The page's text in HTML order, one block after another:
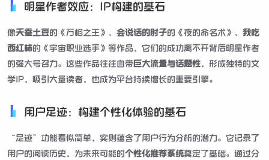
明星作者效应：IP构建的基石
像天蚕土豆的《万相之王》、 会说话的肘子的《夜的命名术》、 我吃
西红柿的《宇宙职业选手》等作品，它们的成功离不开背后明星作者
的强大号召力。这些作品往往自带巨大流量与话题性，形成独特的文
学IP，吸引大量读者，也成为平台持续增长的重要引擎。
用户足迹：构建个性化体验的基石
“足迹”功能看似简单，实则蕴含了用户行为分析的潜力。它记录了
用户的阅读历史，为未来可能的个性化推荐系统奠定了基础。通过分